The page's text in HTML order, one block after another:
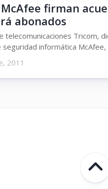
firman
abonados
telecomunicaciones Tricom,
informática McAfee,
2011